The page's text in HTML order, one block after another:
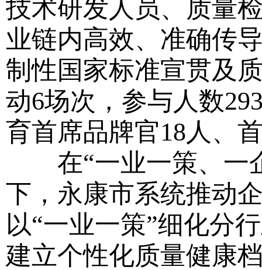
技术研发人员、质量
业链内高效、准确传
制性国家标准宣贯及
动6场次，参与人数
育首席品牌官18人、
在“一业一策、一企
下，永康市系统推动
以“一业一策”细化分
建立个性化质量健康